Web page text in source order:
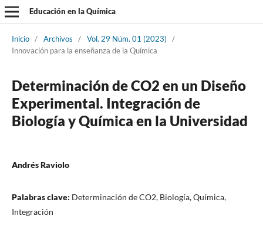
Educación en la Química
Inicio / Archivos / Vol. 29 Núm. 01 (2023)
/
Innovación para la enseñanza de la Química
Determinación de CO2 en un Diseño
Experimental. Integración de
Biología y Química en la Universidad
Andrés Raviolo
Palabras clave: Determinación de CO2, Biología, Química,
Integración